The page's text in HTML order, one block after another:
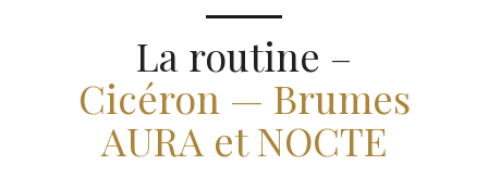
La routine –
Cicéron — Brumes
AURA et NOCTE